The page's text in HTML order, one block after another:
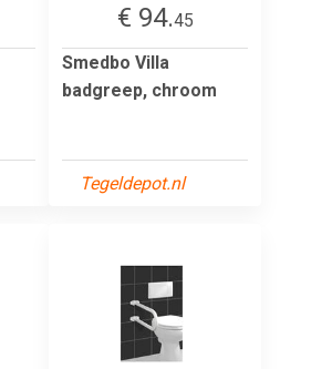
€ 94.45
Smedbo Villa
badgreep, chroom
Tegeldepot.nl